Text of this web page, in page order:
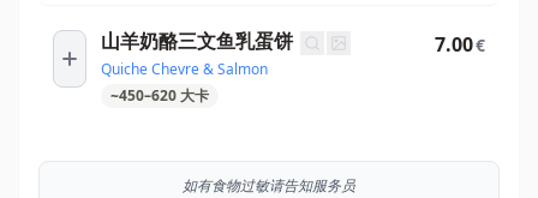
山羊奶酪三文鱼乳蛋饼
Quiche Chevre & Salmon
~450–620大卡
7.00€
如有食物过敏请告知服务员